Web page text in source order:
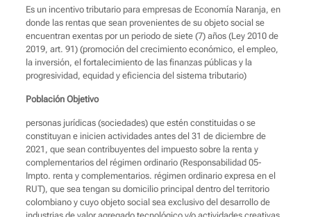
Es un incentivo tributario para empresas de Economía Naranja, en
donde las rentas que sean provenientes de su objeto social se
encuentran exentas por un periodo de siete (7) años (Ley 2010 de
2019, art. 91) (promoción del crecimiento económico, el empleo,
la inversión, el fortalecimiento de las finanzas públicas y la
progresividad, equidad y eficiencia del sistema tributario)
Población Objetivo
personas jurídicas (sociedades) que estén constituidas o se
constituyan e inicien actividades antes del 31 de diciembre de
2021, que sean contribuyentes del impuesto sobre la renta y
complementarios del régimen ordinario (Responsabilidad 05-
Impto. renta y complementarios. régimen ordinario expresa en el
RUT), que sea tengan su domicilio principal dentro del territorio
colombiano y cuyo objeto social sea exclusivo del desarrollo de